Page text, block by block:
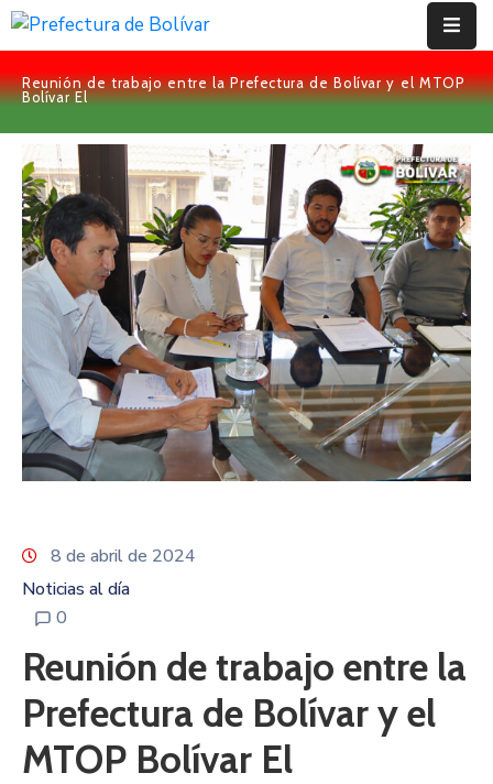
Inicio
Institución
Bolívar
Proyectos
Rendición
Cuentas
Transparencia
Contácto
Reunión de trabajo entre la Prefectura de Bolívar y el MTOP
Bolívar El
8 de abril de 2024
Noticias al día
0
Reunión de trabajo entre la
Prefectura de Bolívar y el
MTOP Bolívar El